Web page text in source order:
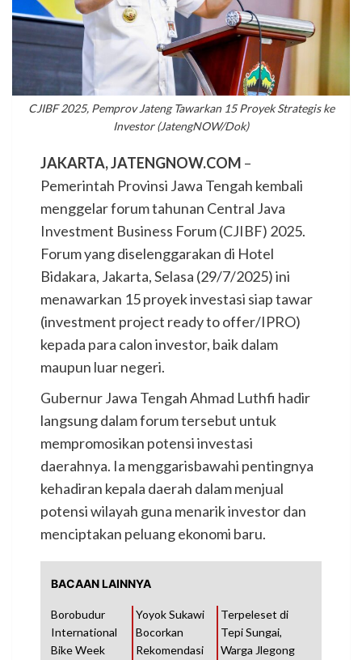
CJIBF 2025, Pemprov Jateng Tawarkan 15 Proyek Strategis ke
Investor (JatengNOW/Dok)
JAKARTA, JATENGNOW.COM –
Pemerintah Provinsi Jawa Tengah kembali
menggelar forum tahunan Central Java
Investment Business Forum (CJIBF) 2025.
Forum yang diselenggarakan di Hotel
Bidakara, Jakarta, Selasa (29/7/2025) ini
menawarkan 15 proyek investasi siap tawar
(investment project ready to offer/IPRO)
kepada para calon investor, baik dalam
maupun luar negeri.
Gubernur Jawa Tengah Ahmad Luthfi hadir
langsung dalam forum tersebut untuk
mempromosikan potensi investasi
daerahnya. Ia menggarisbawahi pentingnya
kehadiran kepala daerah dalam menjual
potensi wilayah guna menarik investor dan
menciptakan peluang ekonomi baru.
BACAAN LAINNYA
Borobudur
International
Bike Week
Yoyok Sukawi
Bocorkan
Rekomendasi
Terpeleset di
Tepi Sungai,
Warga Jlegong